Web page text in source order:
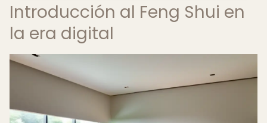
Introducción al Feng Shui en
la era digital